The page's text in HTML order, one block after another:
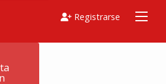
Registrarse